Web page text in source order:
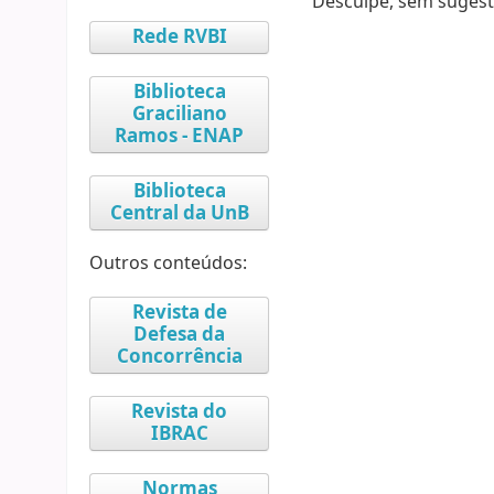
Rede RVBI
Biblioteca
Graciliano
Ramos - ENAP
Biblioteca
Central da UnB
Outros conteúdos:
Revista de
Defesa da
Concorrência
Revista do
IBRAC